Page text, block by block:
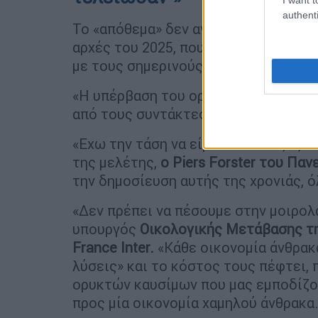
Το «απόθεμα» δεν ανέρχεται πλέον
αρχές του 2025, που ισοδυναμεί με
με τους σημερινούς ρυθμούς, έναντι
«Η υπέρβαση του ορίου του +1,5°C
από τους συντάκτες της έκθεσης, ο
«Εχω την τάση να είμαι αισιόδοξος
της μελέτης, ο Piers Forster του
την δημοσίευση αυτής της χρονιάς,
«Δεν πρέπει να πέσουμε στην
υπουργός Οικολογικής Μετάβασης
France Inter. «Κάθε οικονομία
λύσεις» και το κόστος τους
ορυκτών καυσίμων που μας
προς μία οικονομία χαμηλού άνθρακα.